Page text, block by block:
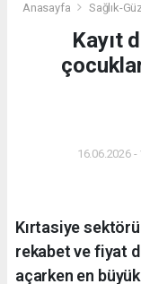
Anasayfa Sağlık-
Kayıt
16.06.2026
Kırtasiye
rekabet ve fiyat
açarken en